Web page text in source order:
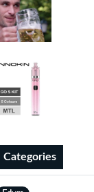
Categories